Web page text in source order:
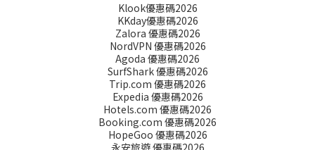
Klook優惠碼2026
KKday優惠碼2026
Zalora 優惠碼2026
NordVPN 優惠碼2026
Agoda 優惠碼2026
SurfShark 優惠碼2026
Trip.com 優惠碼2026
Expedia 優惠碼2026
Hotels.com 優惠碼2026
Booking.com 優惠碼2026
HopeGoo 優惠碼2026
永安旅遊 優惠碼2026